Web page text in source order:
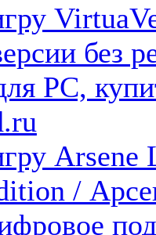
без
PC,
/